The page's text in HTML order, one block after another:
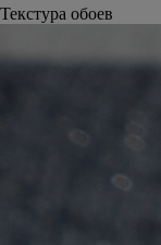
Текстура обоев